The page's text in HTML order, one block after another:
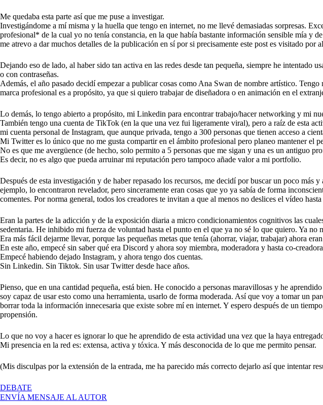
Me quedaba esta parte así que me puse a investigar.
Investigándome a mí misma y la huella que tengo en internet, no me llevé demasiadas sorpresas.
profesional* de la cual yo no tenía constancia, en la que había bastante información sensible mía y
me atrevo a dar muchos detalles de la publicación en sí por si precisamente este post es visitado por
Dejando eso de lado, al haber sido tan activa en las redes desde tan pequeña, siempre he intentado
o con contraseñas.
Además, el año pasado decidí empezar a publicar cosas como Ana Swan de nombre artístico.
marca profesional es a propósito, ya que si quiero trabajar de diseñadora o en animación en el
Lo demás, lo tengo abierto a propósito, mi Linkedin para encontrar trabajo/hacer networking y mi
También tengo una cuenta de TikTok (en la que una vez fui ligeramente viral), pero a raíz de esta
mi cuenta personal de Instagram, que aunque privada, tengo a 300 personas que tienen acceso a
Mi Twitter es lo único que no me gusta compartir en el ámbito profesional pero planeo mantener el
No es que me avergüence (de hecho, solo permito a 5 personas que me sigan y una es un antiguo
Es decir, no es algo que pueda arruinar mi reputación pero tampoco añade valor a mi portfolio.
Después de esta investigación y de haber repasado los recursos, me decidí por buscar un poco
ejemplo, lo encontraron revelador, pero sinceramente eran cosas que yo ya sabía de forma
comentes. Por norma general, todos los creadores te invitan a que al menos no deslices el vídeo
Eran la partes de la adicción y de la exposición diaria a micro condicionamientos cognitivos las
sedentaria. He inhibido mi fuerza de voluntad hasta el punto en el que ya no sé lo que quiero. Ya no
Era más fácil dejarme llevar, porque las pequeñas metas que tenía (ahorrar, viajar, trabajar) ahora
En este año, empecé sin saber qué era Discord y ahora soy miembra, moderadora y hasta co-
Empecé habiendo dejado Instagram, y ahora tengo dos cuentas.
Sin Linkedin. Sin Tiktok. Sin usar Twitter desde hace años.
Pienso, que en una cantidad pequeña, está bien. He conocido a personas maravillosas y he
soy capaz de usar esto como una herramienta, usarlo de forma moderada. Así que voy a tomar un
borrar toda la información innecesaria que existe sobre mí en internet. Y espero después de un
propensión.
Lo que no voy a hacer es ignorar lo que he aprendido de esta actividad una vez que la haya
Mi presencia en la red es: extensa, activa y tóxica. Y más desconocida de lo que me permito pensar.
(Mis disculpas por la extensión de la entrada, me ha parecido más correcto dejarlo así que intentar
DEBATE
PRESENCIA
ENVÍA MENSAJE AL AUTOR